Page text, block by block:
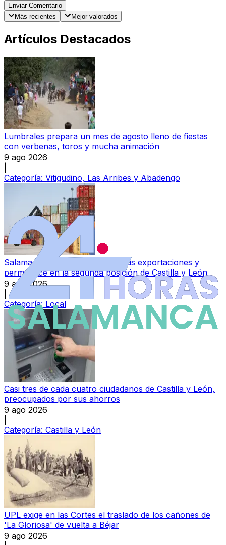
Enviar Comentario
Más recientes
Mejor valorados
Artículos Destacados
Lumbrales prepara un mes de agosto lleno de fiestas
con verbenas, toros y mucha animación
9 ago 2026
Categoría: Vitigudino, Las Arribes y Abadengo
Salamanca aumenta un 10,1% sus exportaciones y
permanece en la segunda posición de Castilla y León
9 ago 2026
Categoría: Local
Casi tres de cada cuatro ciudadanos de Castilla y León,
preocupados por sus ahorros
9 ago 2026
Categoría: Castilla y León
UPL exige en las Cortes el traslado de los cañones de
'La Gloriosa' de vuelta a Béjar
9 ago 2026